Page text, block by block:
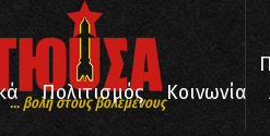
... βολή στους βολεμένους
Πολιτισμός Κοινωνία